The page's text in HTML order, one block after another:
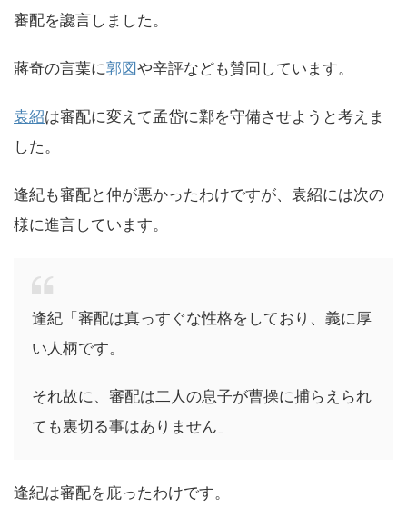
審配を讒言しました。
蔣奇の言葉に郭図や辛評なども賛同しています。
袁紹は審配に変えて孟岱に鄴を守備させようと考えま
した。
逢紀も審配と仲が悪かったわけですが、袁紹には次の
様に進言しています。
逢紀「審配は真っすぐな性格をしており、義に厚
い人柄です。
それ故に、審配は二人の息子が曹操に捕らえられ
ても裏切る事はありません」
逢紀は審配を庇ったわけです。